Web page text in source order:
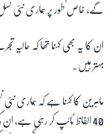
گے، خاص طور پر ہماری نئی نسل
ان کا یہ بھی کہنا تھا کہ
بہتر ہیں۔
ماہرین کا کہنا ہے کہ